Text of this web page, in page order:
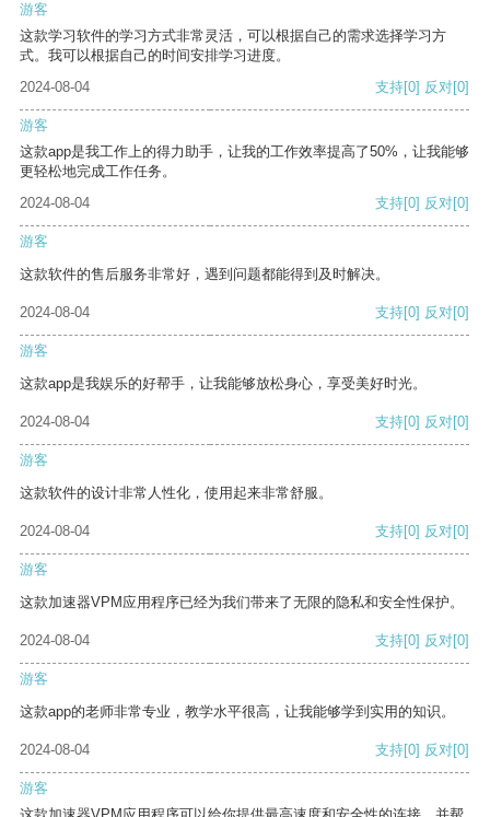
游客
这款学习软件的学习方式非常灵活，可以根据自己的需求选择学习方
式。我可以根据自己的时间安排学习进度。
2024-08-04
支持[0] 反对[0]
游客
这款app是我工作上的得力助手，让我的工作效率提高了50%，让我能够
更轻松地完成工作任务。
2024-08-04
支持[0] 反对[0]
游客
这款软件的售后服务非常好，遇到问题都能得到及时解决。
2024-08-04 支持[0] 反对[0]
游客
这款app是我娱乐的好帮手，让我能够放松身心，享受美好时光。
2024-08-04 支持[0] 反对[0]
游客
这款软件的设计非常人性化，使用起来非常舒服。
2024-08-04 支持[0] 反对[0]
游客
这款加速器VPM应用程序已经为我们带来了无限的隐私和安全性保护。
2024-08-04 支持[0] 反对[0]
游客
这款app的老师非常专业，教学水平很高，让我能够学到实用的知识。
2024-08-04 支持[0] 反对[0]
游客